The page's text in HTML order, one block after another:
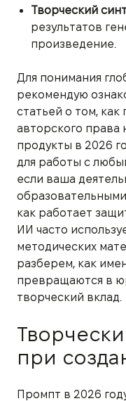
Творческий
результатов
произведение.
Для понимания
рекомендую
статьей о том,
авторского права
продукты в 2026
для работы с
если ваша
как работает
ИИ часто
методических
разберем, как
превращаются в
творческий вклад.
при
Промпт в 2026